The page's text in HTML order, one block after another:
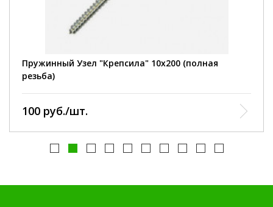
Пружинный Узел "Крепсила" 10х200 (полная
резьба)
100 руб./шт.